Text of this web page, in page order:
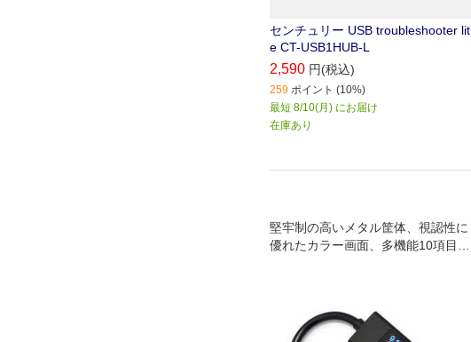
センチュリー USB troubleshooter lit
e CT-USB1HUB-L
2,590 円(税込)
259 ポイント (10%)
最短 8/10(月) にお届け
在庫あり
堅牢制の高いメタル筐体、視認性に
優れたカラー画面、多機能10項目表